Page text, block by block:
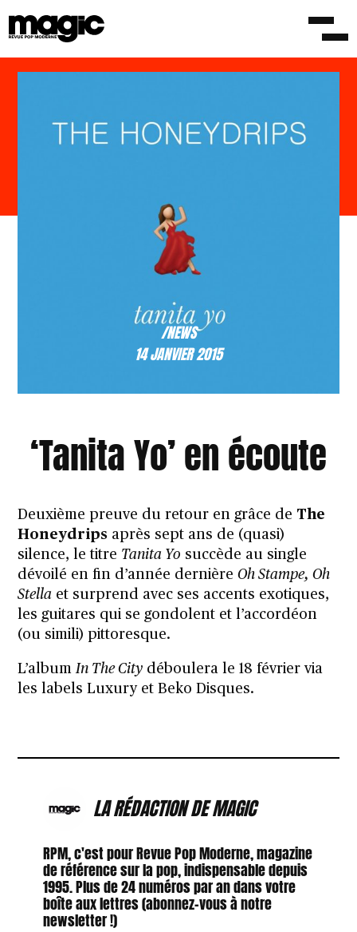
/NEWS
14 JANVIER 2015
‘Tanita Yo’ en écoute
Deuxième preuve du retour en grâce de The
Honeydrips après sept ans de (quasi)
silence, le titre Tanita Yo succède au single
dévoilé en fin d’année dernièreOh Stampe, Oh
Stella et surprend avec ses accents exotiques,
les guitares qui se gondolent et l’accordéon
(ou simili) pittoresque.
L’albumIn The City déboulera le 18 février via
les labelsLuxuryetBeko Disques.
LA RÉDACTION DE MAGIC
RPM, c'est pour Revue Pop Moderne, magazine
de référence sur la pop, indispensable depuis
1995. Plus de 24 numéros par an dans votre
boîte aux lettres (abonnez-vous à notre
newsletter !)